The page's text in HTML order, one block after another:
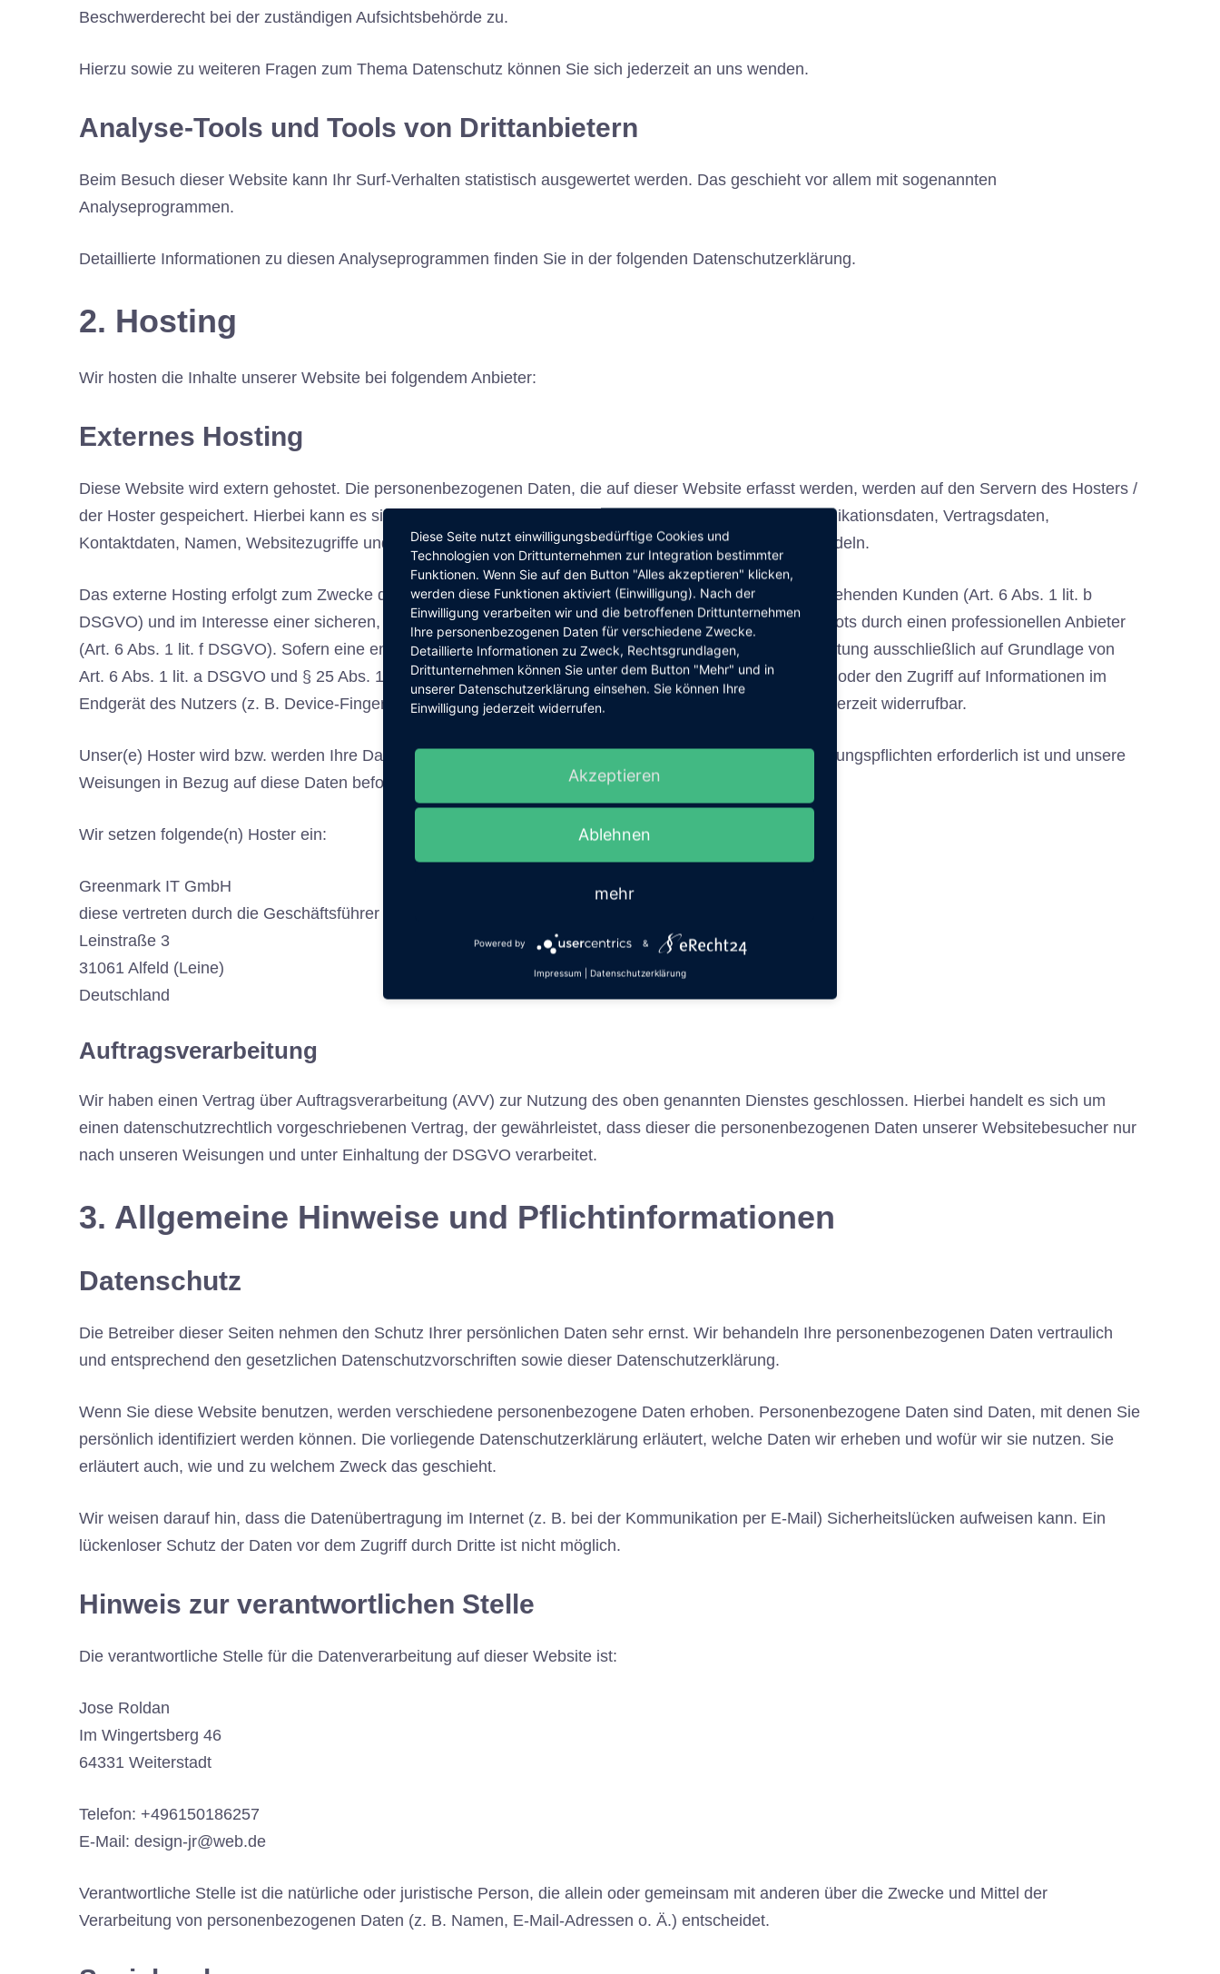
Beschwerderecht bei der zuständigen Aufsichtsbehörde zu.
Hierzu sowie zu weiteren Fragen zum Thema Datenschutz können Sie sich jederzeit an uns wenden.
Analyse-Tools und Tools von Dritt­anbietern
Beim Besuch dieser Website kann Ihr Surf-Verhalten statistisch ausgewertet werden. Das geschieht vor allem mit sogenannten
Analyseprogrammen.
Detaillierte Informationen zu diesen Analyseprogrammen finden Sie in der folgenden Datenschutzerklärung.
2. Hosting
Wir hosten die Inhalte unserer Website bei folgendem Anbieter:
Externes Hosting
Diese Website wird extern gehostet. Die personenbezogenen Daten, die auf dieser Website erfasst werden, werden auf den Servern des Hosters /
der Hoster gespeichert. Hierbei kann es sich v. a. um IP-Adressen, Kontaktanfragen, Meta- und Kommunikationsdaten, Vertragsdaten,
Kontaktdaten, Namen, Websitezugriffe und sonstige Daten, die über eine Website generiert werden, handeln.
Das externe Hosting erfolgt zum Zwecke der Vertragserfüllung gegenüber unseren potenziellen und bestehenden Kunden (Art. 6 Abs. 1 lit. b
DSGVO) und im Interesse einer sicheren, schnellen und effizienten Bereitstellung unseres Online-Angebots durch einen professionellen Anbieter
(Art. 6 Abs. 1 lit. f DSGVO). Sofern eine entsprechende Einwilligung abgefragt wurde, erfolgt die Verarbeitung ausschließlich auf Grundlage von
Art. 6 Abs. 1 lit. a DSGVO und § 25 Abs. 1 TTDSG, soweit die Einwilligung die Speicherung von Cookies oder den Zugriff auf Informationen im
Endgerät des Nutzers (z. B. Device-Fingerprinting) im Sinne des TTDSG umfasst. Die Einwilligung ist jederzeit widerrufbar.
Unser(e) Hoster wird bzw. werden Ihre Daten nur insoweit verarbeiten, wie dies zur Erfüllung seiner Leistungspflichten erforderlich ist und unsere
Weisungen in Bezug auf diese Daten befolgen.
Wir setzen folgende(n) Hoster ein:
Greenmark IT GmbH
diese vertreten durch die Geschäftsführer Andreas Gundelach, Ali Jasarov
Leinstraße 3
31061 Alfeld (Leine)
Deutschland
Auftragsverarbeitung
Wir haben einen Vertrag über Auftragsverarbeitung (AVV) zur Nutzung des oben genannten Dienstes geschlossen. Hierbei handelt es sich um
einen datenschutzrechtlich vorgeschriebenen Vertrag, der gewährleistet, dass dieser die personenbezogenen Daten unserer Websitebesucher nur
nach unseren Weisungen und unter Einhaltung der DSGVO verarbeitet.
3. Allgemeine Hinweise und Pflicht­informationen
Datenschutz
Die Betreiber dieser Seiten nehmen den Schutz Ihrer persönlichen Daten sehr ernst. Wir behandeln Ihre personenbezogenen Daten vertraulich
und entsprechend den gesetzlichen Datenschutzvorschriften sowie dieser Datenschutzerklärung.
Wenn Sie diese Website benutzen, werden verschiedene personenbezogene Daten erhoben. Personenbezogene Daten sind Daten, mit denen Sie
persönlich identifiziert werden können. Die vorliegende Datenschutzerklärung erläutert, welche Daten wir erheben und wofür wir sie nutzen. Sie
erläutert auch, wie und zu welchem Zweck das geschieht.
Wir weisen darauf hin, dass die Datenübertragung im Internet (z. B. bei der Kommunikation per E-Mail) Sicherheitslücken aufweisen kann. Ein
lückenloser Schutz der Daten vor dem Zugriff durch Dritte ist nicht möglich.
Hinweis zur verantwortlichen Stelle
Die verantwortliche Stelle für die Datenverarbeitung auf dieser Website ist:
Jose Roldan
Im Wingertsberg 46
64331 Weiterstadt
Telefon: +496150186257
E-Mail: design-jr@web.de
Verantwortliche Stelle ist die natürliche oder juristische Person, die allein oder gemeinsam mit anderen über die Zwecke und Mittel der
Verarbeitung von personenbezogenen Daten (z. B. Namen, E-Mail-Adressen o. Ä.) entscheidet.
Diese Seite nutzt einwilligungsbedürftige Cookies und
Technologien von Drittunternehmen zur Integration bestimmter
Funktionen. Wenn Sie auf den Button "Alles akzeptieren" klicken,
werden diese Funktionen aktiviert (Einwilligung). Nach der
Einwilligung verarbeiten wir und die betroffenen Drittunternehmen
Ihre personenbezogenen Daten für verschiedene Zwecke.
Detaillierte Informationen zu Zweck, Rechtsgrundlagen,
Drittunternehmen können Sie unter dem Button "Mehr" und in
unserer Datenschutzerklärung einsehen. Sie können Ihre
Einwilligung jederzeit widerrufen.
Akzeptieren
Ablehnen
mehr
Powered by &
Impressum Datenschutzerklärung